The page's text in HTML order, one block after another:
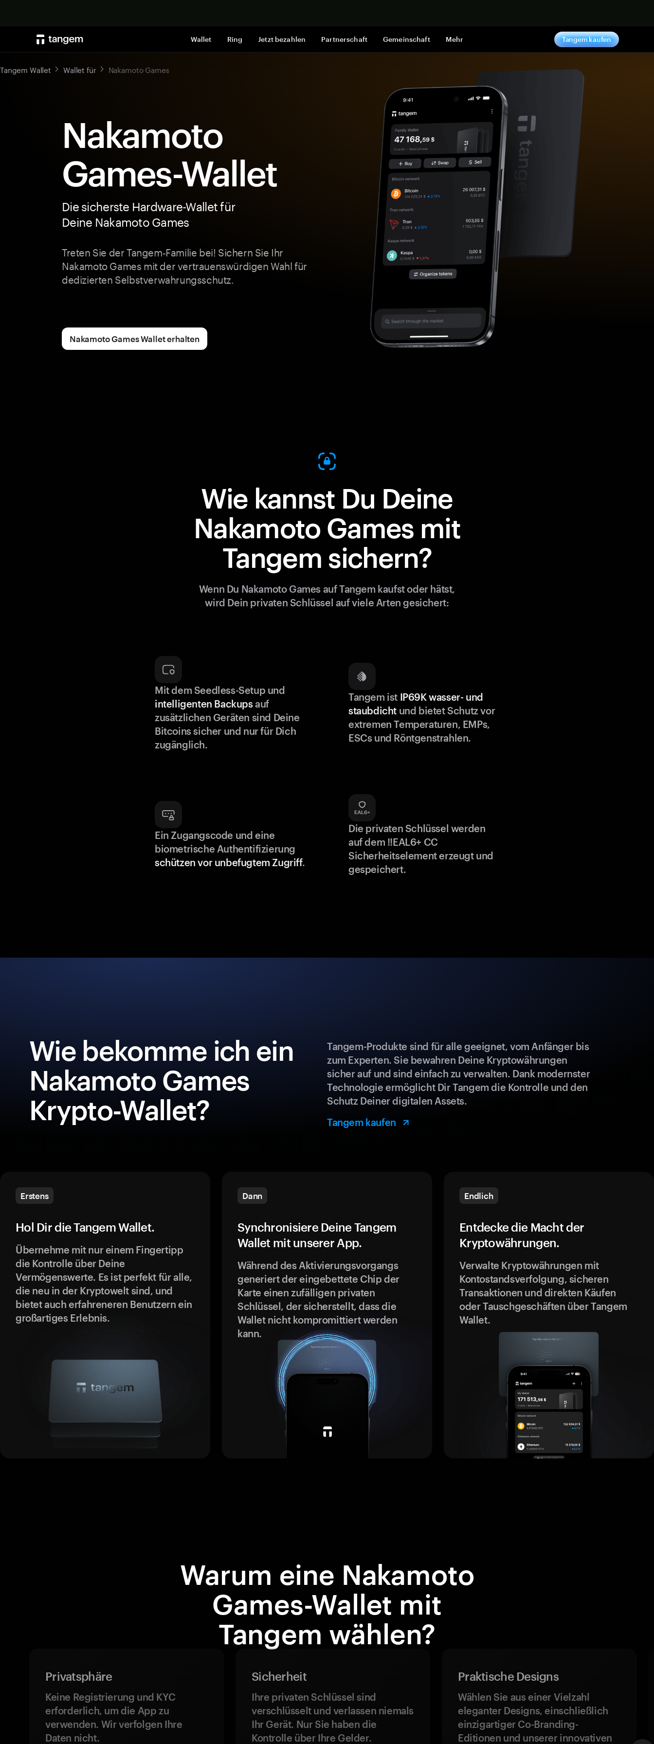
Wallet Ring Jetzt bezahlen Partnerschaft Gemeinschaft Mehr Tangem kaufen
Tangem Wallet Wallet für Nakamoto Games
Nakamoto
Games-Wallet
Die sicherste Hardware-Wallet für
Deine Nakamoto Games
Treten Sie der Tangem-Familie bei! Sichern Sie Ihr
Nakamoto Games mit der vertrauenswürdigen Wahl für
dedizierten Selbstverwahrungsschutz.
Nakamoto Games Wallet erhalten
Wie kannst Du Deine
Nakamoto Games mit
Tangem sichern?
Wenn Du Nakamoto Games auf Tangem kaufst oder hätst,
wird Dein privaten Schlüssel auf viele Arten gesichert:
Mit dem Seedless-Setup und
intelligenten Backupsauf
zusätzlichen Geräten sind Deine
Bitcoins sicher und nur für Dich
zugänglich.
Tangem ist IP69K wasser- und
staubdicht und bietet Schutz vor
extremen Temperaturen, EMPs,
ESCs und Röntgenstrahlen.
Ein Zugangscode und eine
biometrische Authentifizierung
schützen vor unbefugtem Zugriff.
Die privaten Schlüssel werden
auf dem !!EAL6+ CC
Sicherheitselement erzeugt und
gespeichert.
Wie bekomme ich ein
Nakamoto Games
Krypto-Wallet?
Tangem-Produkte sind für alle geeignet, vom Anfänger bis
zum Experten. Sie bewahren Deine Kryptowährungen
sicher auf und sind einfach zu verwalten. Dank modernster
Technologie ermöglicht Dir Tangem die Kontrolle und den
Schutz Deiner digitalen Assets.
Tangem kaufen
Erstens
Hol Dir die Tangem Wallet.
Übernehme mit nur einem Fingertipp
die Kontrolle über Deine
Vermögenswerte. Es ist perfekt für alle,
die neu in der Kryptowelt sind, und
bietet auch erfahreneren Benutzern ein
großartiges Erlebnis.
Dann
Synchronisiere Deine Tangem
Wallet mit unserer App.
Während des Aktivierungsvorgangs
generiert der eingebettete Chip der
Karte einen zufälligen privaten
Schlüssel, der sicherstellt, dass die
Wallet nicht kompromittiert werden
kann.
Endlich
Entdecke die Macht der
Kryptowährungen.
Verwalte Kryptowährungen mit
Kontostandsverfolgung, sicheren
Transaktionen und direkten Käufen
oder Tauschgeschäften über Tangem
Wallet.
Warum eine Nakamoto
Games-Wallet mit
Tangem wählen?
Privatsphäre
Keine Registrierung und KYC
erforderlich, um die App zu
verwenden. Wir verfolgen Ihre
Daten nicht.
Sicherheit
Ihre privaten Schlüssel sind
verschlüsselt und verlassen niemals
Ihr Gerät. Nur Sie haben die
Kontrolle über Ihre Gelder.
Praktische Designs
Wählen Sie aus einer Vielzahl
eleganter Designs, einschließlich
einzigartiger Co-Branding-
Editionen und unserer innovativen